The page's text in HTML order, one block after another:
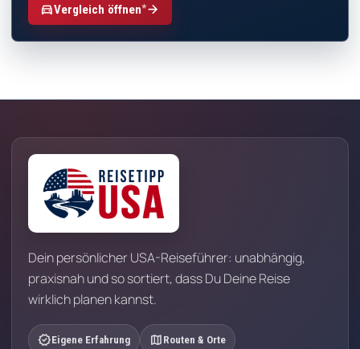
directions_carVergleich öffnen*arrow_forward
Dein persönlicher USA-Reiseführer: unabhängig,
praxisnah und so sortiert, dass Du Deine Reise
wirklich planen kannst.
verifiedEigene Erfahrung map Routen & Orte